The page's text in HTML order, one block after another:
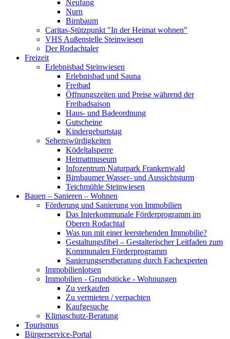
Neufang
Nurn
Birnbaum
Caritas-Stützpunkt "In der Heimat wohnen"
VHS Außenstelle Steinwiesen
Der Rodachtaler
Freizeit
Erlebnisbad Steinwiesen
Erlebnisbad und Sauna
Freibad
Öffnungszeiten und Preise während der
Freibadsaison
Haus- und Badeordnung
Gutscheine
Kindergeburtstag
Sehenswürdigkeiten
Ködeltalsperre
Heimatmuseum
Infozentrum Naturpark Frankenwald
Birnbaumer Wasser- und Aussichtsturm
Teichmühle Steinwiesen
Bauen – Sanieren – Wohnen
Förderung und Sanierung von Immobilien
Das Interkommunale Förderprogramm im
Oberen Rodachtal
Was tun mit einer leerstehenden Immobilie?
Gestaltungsfibel – Gestalterischer Leitfaden zum
Kommunalen Förderprogramm
Sanierungserstberatung durch Fachexperten
Immobilienlotsen
Immobilien - Grundstücke - Wohnungen
Zu verkaufen
Zu vermieten / verpachten
Kaufgesuche
Klimaschutz-Beratung
Tourismus
Bürgerservice-Portal